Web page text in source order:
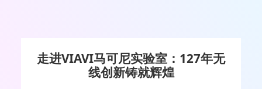
走进VIAVI马可尼实验室：127年无
线创新铸就辉煌